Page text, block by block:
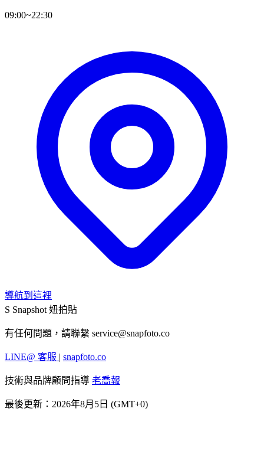
09:00~22:30
導航到這裡
S Snapshot 妞拍貼
有任何問題，請聯繫 service@snapfoto.co
LINE@ 客服 | snapfoto.co
技術與品牌顧問指導 老喬報
最後更新：2026年8月5日 (GMT+0)